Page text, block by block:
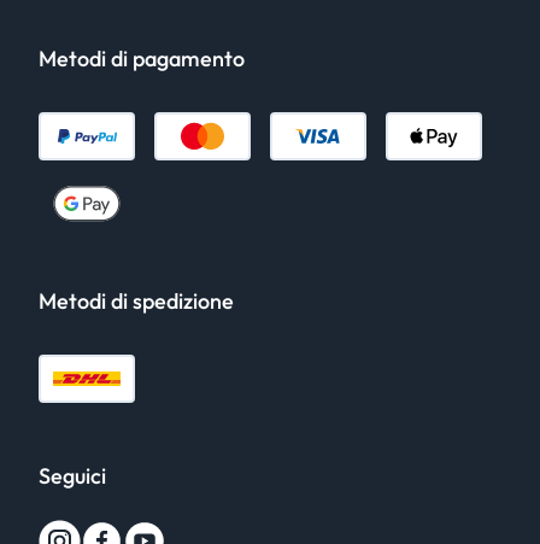
Metodi di pagamento
Metodi di spedizione
Seguici